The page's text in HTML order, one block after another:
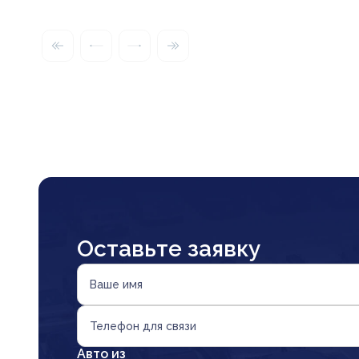
Оставьте заявку
Ваше имя
Телефон для связи
Авто из